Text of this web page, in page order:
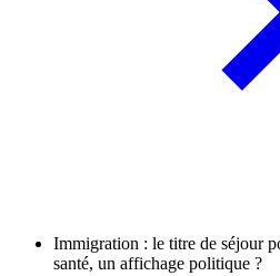
Immigration : le titre de séjour
santé, un affichage politique ?